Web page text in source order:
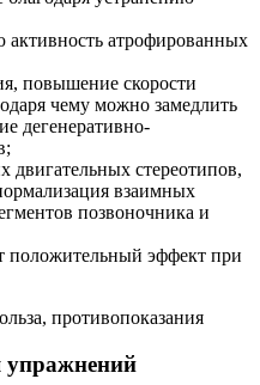
активность атрофированных
повышение скорости
чему можно замедлить
дегенеративно-
двигательных стереотипов,
взаимных
позвоночника и
положительный эффект при
упражнений